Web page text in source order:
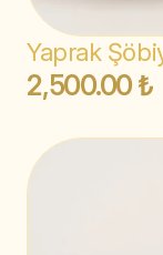
Yaprak
2,500.00 ₺